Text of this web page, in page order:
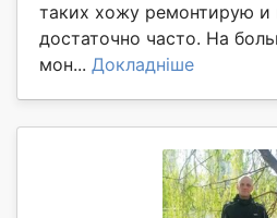
таких хожу ремонтирую и
достаточно часто. На
мон... Докладніше